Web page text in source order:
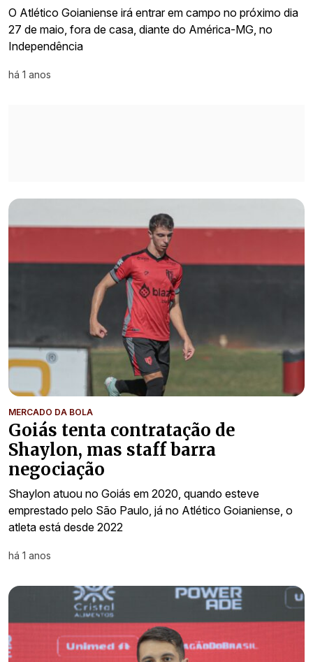
O Atlético Goianiense irá entrar em campo no próximo dia
27 de maio, fora de casa, diante do América-MG, no
Independência
há 1 anos
MERCADO DA BOLA
Goiás tenta contratação de
Shaylon, mas staff barra
negociação
Shaylon atuou no Goiás em 2020, quando esteve
emprestado pelo São Paulo, já no Atlético Goianiense, o
atleta está desde 2022
há 1 anos